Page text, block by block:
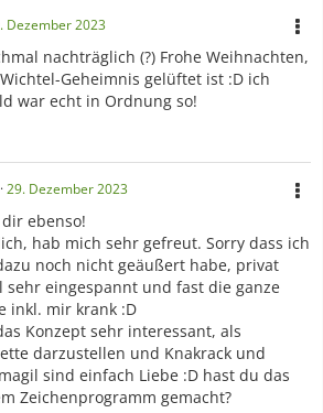
Dezember 2023
nachträglich (?) Frohe Weihnachten,
Geheimnis gelüftet ist :D ich
war echt in Ordnung so!
29. Dezember 2023
ebenso!
hab mich sehr gefreut. Sorry dass ich
noch nicht geäußert habe, privat
sehr eingespannt und fast die ganze
inkl. mir krank :D
Konzept sehr interessant, als
darzustellen und Knakrack und
sind einfach Liebe :D hast du das
Zeichenprogramm gemacht?